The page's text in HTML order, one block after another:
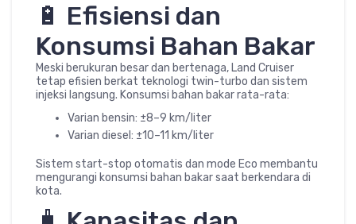
🔋 Efisiensi dan
Konsumsi Bahan Bakar
Meski berukuran besar dan bertenaga, Land Cruiser
tetap efisien berkat teknologi twin-turbo dan sistem
injeksi langsung. Konsumsi bahan bakar rata-rata:
Varian bensin: ±8–9 km/liter
Varian diesel: ±10–11 km/liter
Sistem start-stop otomatis dan mode Eco membantu
mengurangi konsumsi bahan bakar saat berkendara di
kota.